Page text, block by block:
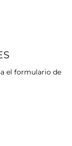
el formulario de